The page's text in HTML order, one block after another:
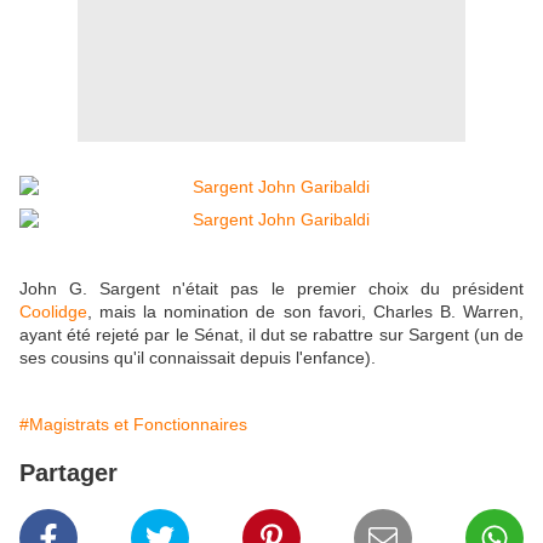
John G. Sargent n'était pas le premier choix du président
Coolidge , mais la nomination de son favori, Charles B. Warren,
ayant été rejeté par le Sénat, il dut se rabattre sur Sargent (un de
ses cousins qu'il connaissait depuis l'enfance).
#Magistrats et Fonctionnaires
Partager